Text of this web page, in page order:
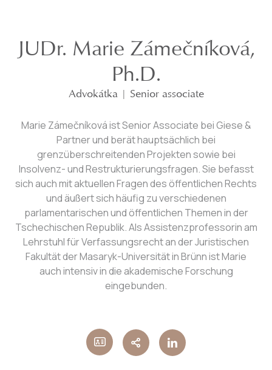
JUDr. Marie Zámečníková,
Ph.D.
Advokátka | Senior associate
Marie Zámečníková ist Senior Associate bei Giese &
Partner und berät hauptsächlich bei
grenzüberschreitenden Projekten sowie bei
Insolvenz- und Restrukturierungsfragen. Sie befasst
sich auch mit aktuellen Fragen des öffentlichen Rechts
und äußert sich häufig zu verschiedenen
parlamentarischen und öffentlichen Themen in der
Tschechischen Republik. Als Assistenzprofessorin am
Lehrstuhl für Verfassungsrecht an der Juristischen
Fakultät der Masaryk-Universität in Brünn ist Marie
auch intensiv in die akademische Forschung
eingebunden.